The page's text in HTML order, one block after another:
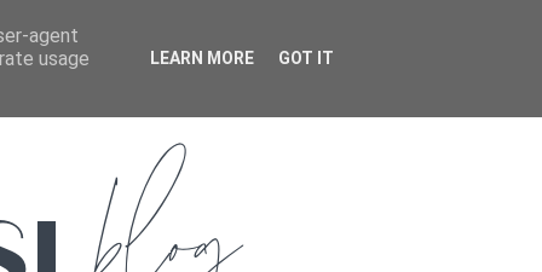
agent
usage
LEARN MORE GOT IT